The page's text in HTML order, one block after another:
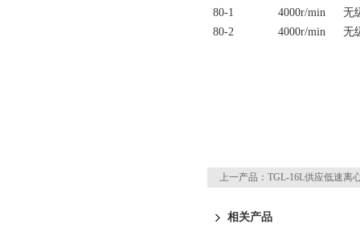
80-1
4000r/min
无
80-2
4000r/min 无
上一产品： TGL-16L供应低速离
相关产品